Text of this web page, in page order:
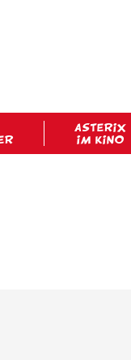
ASTERIX
IM KINO